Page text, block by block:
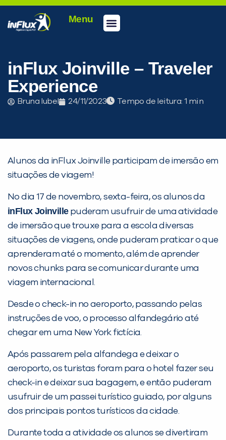
Menu
inFlux Joinville – Traveler
Experience
Bruna Iubel 24/11/2023 Tempo de leitura:
Alunos da inFlux Joinville participam de imersão em
situações de viagem!
No dia 17 de novembro, sexta-feira, os alunos da
inFlux Joinvillepuderam usufruir de uma atividade
de imersão que trouxe para a escola diversas
situações de viagens, onde puderam praticar o que
aprenderam até o momento, além de aprender
novos chunks para se comunicar durante uma
viagem internacional.
Desde o check-in no aeroporto, passando pelas
instruções de voo, o processo alfandegário até
chegar em uma New York fictícia.
Após passarem pela alfandega e deixar o
aeroporto, os turistas foram para o hotel fazer seu
check-in e deixar sua bagagem, e então puderam
usufruir de um passei turístico guiado, por alguns
dos principais pontos turísticos da cidade.
Durante toda a atividade os alunos se divertiram
PEÇA UMA DEMONSTRAÇÃO DE MÉTODO
Desculpe!
Não encontramos nenhuma unidade
você digitou.
Preencha com seus dados abaixo e